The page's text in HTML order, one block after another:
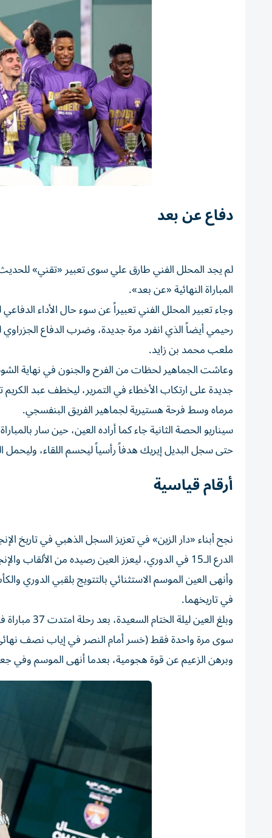
دفاع عن بعد
لم يجد المحلل الفني طارق علي سوى تعبير «تقني» للحديث
المباراة النهائية «عن بعد».
رحيمي أيضاً الذي انفرد مرة جديدة، وضرب الدفاع
ملعب محمد بن زايد.
وعاشت الجماهير لحظات من الفرح والجنون في نهاية
جديدة على ارتكاب الأخطاء في التمرير، ليخطف عبد
مرماه وسط فرحة هستيرية لجماهير الفريق البنفسجي.
سيناريو الحصة الثانية جاء كما أراده العين، حين سار
حتى سجل البديل إيريك هدفاً رأسياً ليحسم اللقاء، وليحمل الهدف رقم 111 في حقبة المدرب
أرقام قياسية
الدرع الـ15 في الدوري، ليعزز العين رصيده من الألقاب والإنجازات إلى 40 لقباً.
وأنهى العين الموسم الاستثنائي بالتتويج بلقبي الدوري
في تاريخهما.
سوى مرة واحدة فقط (خسر أمام النصر في إياب نصف
وبرهن الزعيم عن قوة هجومية، بعدما أنهى الموسم وفي جعبته 92 هدفاً، وبمعدل تهديفي 2.48 هدف في المباراة